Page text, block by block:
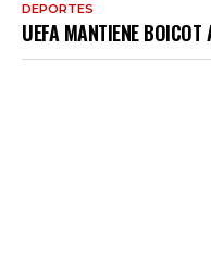
DEPORTES
UEFA MANTIENE BOICOT